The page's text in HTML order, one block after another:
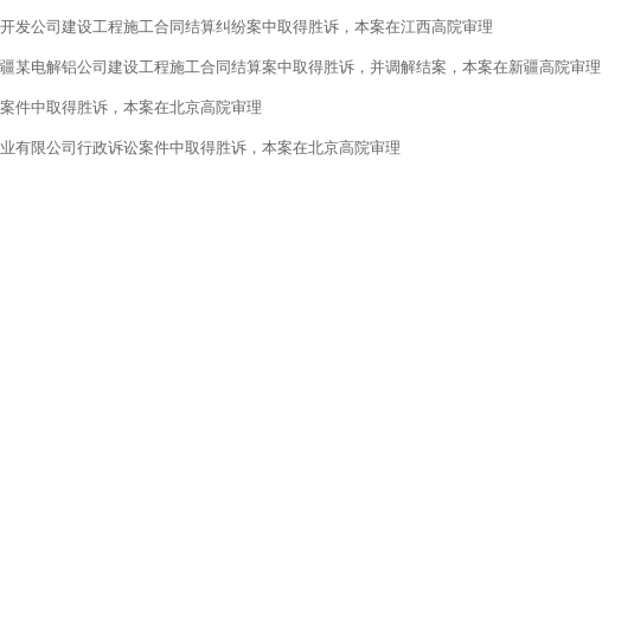
发公司建设工程施工合同结算纠纷案中取得胜诉，本案在江西高院审理
某电解铝公司建设工程施工合同结算案中取得胜诉，并调解结案，本案在新疆高院审理
件中取得胜诉，本案在北京高院审理
有限公司行政诉讼案件中取得胜诉，本案在北京高院审理